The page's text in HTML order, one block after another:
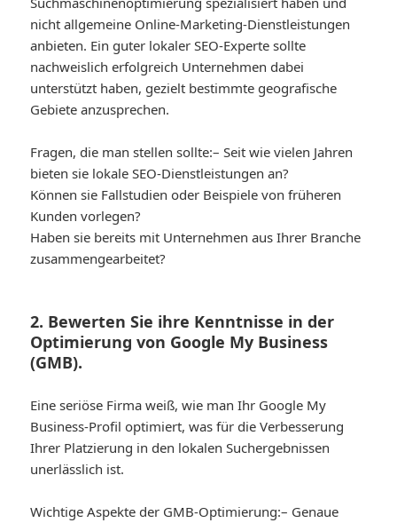
nicht allgemeine Online-Marketing-Dienstleistungen
anbieten. Ein guter lokaler SEO-Experte sollte
nachweislich erfolgreich Unternehmen dabei
unterstützt haben, gezielt bestimmte geografische
Gebiete anzusprechen.
Fragen, die man stellen sollte:– Seit wie vielen Jahren
bieten sie lokale SEO-Dienstleistungen an?
Können sie Fallstudien oder Beispiele von früheren
Kunden vorlegen?
Haben sie bereits mit Unternehmen aus Ihrer Branche
zusammengearbeitet?
2. Bewerten Sie ihre Kenntnisse in der
Optimierung von Google My Business
(GMB).
Eine seriöse Firma weiß, wie man Ihr Google My
Business-Profil optimiert, was für die Verbesserung
Ihrer Platzierung in den lokalen Suchergebnissen
unerlässlich ist.
Wichtige Aspekte der GMB-Optimierung:– Genaue